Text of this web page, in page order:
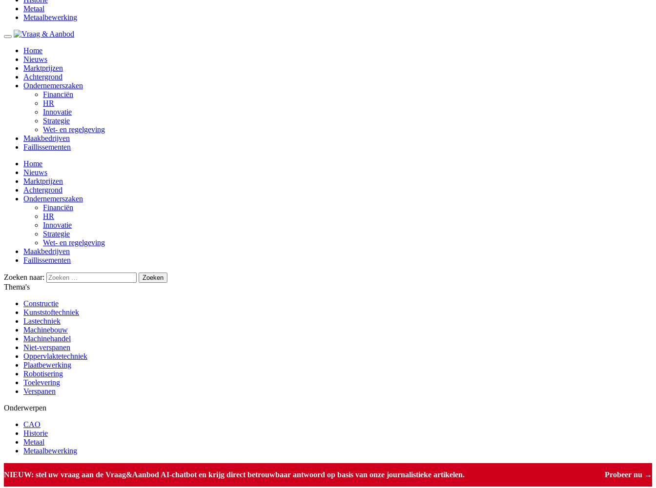
Metaal
Metaalbewerking
Home
Nieuws
Marktprijzen
Achtergrond
Ondernemerszaken
Financiën
HR
Innovatie
Strategie
Wet- en regelgeving
Maakbedrijven
Faillissementen
Home
Nieuws
Marktprijzen
Achtergrond
Ondernemerszaken
Financiën
HR
Innovatie
Strategie
Wet- en regelgeving
Maakbedrijven
Faillissementen
Zoeken naar:
Thema's
Constructie
Kunststoftechniek
Lastechniek
Machinebouw
Machinehandel
Niet-verspanen
Oppervlaktetechniek
Plaatbewerking
Robotisering
Toelevering
Verspanen
Onderwerpen
CAO
Historie
Metaal
Metaalbewerking
NIEUW: stel uw vraag aan de Vraag&Aanbod AI-chatbot en krijg direct betrouwbaar antwoord op basis van onze journalistieke artikelen. Probeer nu →